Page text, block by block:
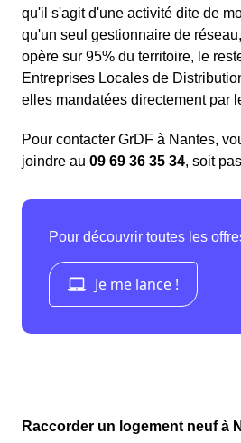
qu'il s'agit d'une activité dite de
qu'un seul gestionnaire de
opère sur 95% du territoire, le
Entreprises Locales de
elles mandatées directement par
Pour contacter GrDF à Nantes,
joindre au 09 69 36 35 34, soit
Raccorder un logement neuf à